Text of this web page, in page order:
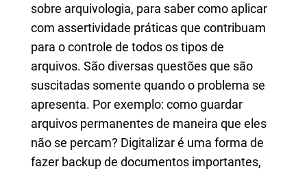
sobre arquivologia, para saber como aplicar
com assertividade práticas que contribuam
para o controle de todos os tipos de
arquivos. São diversas questões que são
suscitadas somente quando o problema se
apresenta. Por exemplo: como guardar
arquivos permanentes de maneira que eles
não se percam? Digitalizar é uma forma de
fazer backup de documentos importantes,